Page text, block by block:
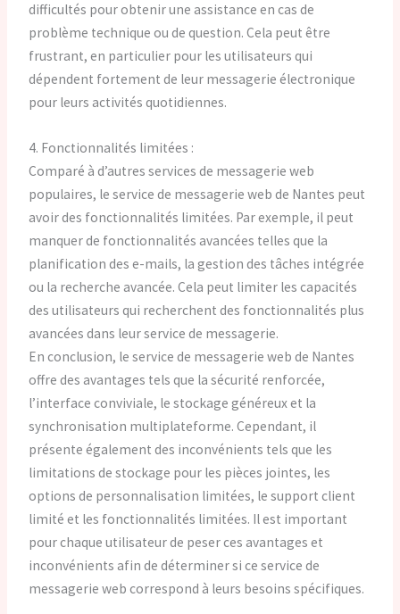
difficultés pour obtenir une assistance en cas de
problème technique ou de question. Cela peut être
frustrant, en particulier pour les utilisateurs qui
dépendent fortement de leur messagerie électronique
pour leurs activités quotidiennes.
4. Fonctionnalités limitées :
Comparé à d’autres services de messagerie web
populaires, le service de messagerie web de Nantes peut
avoir des fonctionnalités limitées. Par exemple, il peut
manquer de fonctionnalités avancées telles que la
planification des e-mails, la gestion des tâches intégrée
ou la recherche avancée. Cela peut limiter les capacités
des utilisateurs qui recherchent des fonctionnalités plus
avancées dans leur service de messagerie.
En conclusion, le service de messagerie web de Nantes
offre des avantages tels que la sécurité renforcée,
l’interface conviviale, le stockage généreux et la
synchronisation multiplateforme. Cependant, il
présente également des inconvénients tels que les
limitations de stockage pour les pièces jointes, les
options de personnalisation limitées, le support client
limité et les fonctionnalités limitées. Il est important
pour chaque utilisateur de peser ces avantages et
inconvénients afin de déterminer si ce service de
messagerie web correspond à leurs besoins spécifiques.